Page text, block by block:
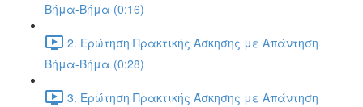
Βήμα-Βήμα (0:16)
2. Ερώτηση Πρακτικής Άσκησης με Απάντηση
Βήμα-Βήμα (0:28)
3. Ερώτηση Πρακτικής Άσκησης με Απάντηση